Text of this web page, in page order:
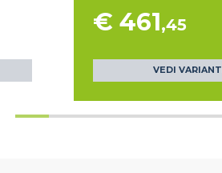
€ 461,45
VEDI VARIANTI